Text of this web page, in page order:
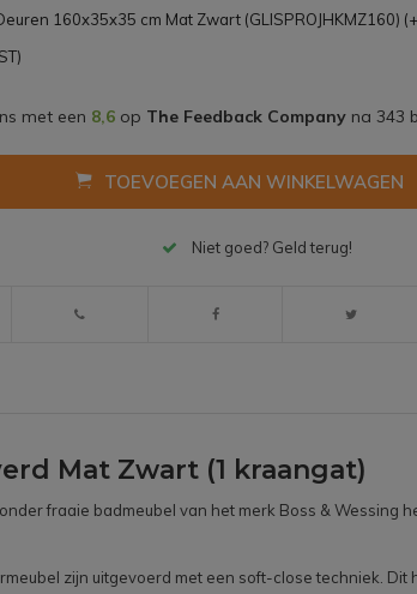
160x35x35 cm Mat Zwart (GLISPROJHKMZ160)
met een 8,6op The Feedback Companyna 343
TOEVOEGEN AAN WINKELWAGEN
Niet goed? Geld terug!
Mat Zwart (1 kraangat)
fraaie badmeubel van het merk Boss & Wessing
zijn uitgevoerd met een soft-close techniek. Dit